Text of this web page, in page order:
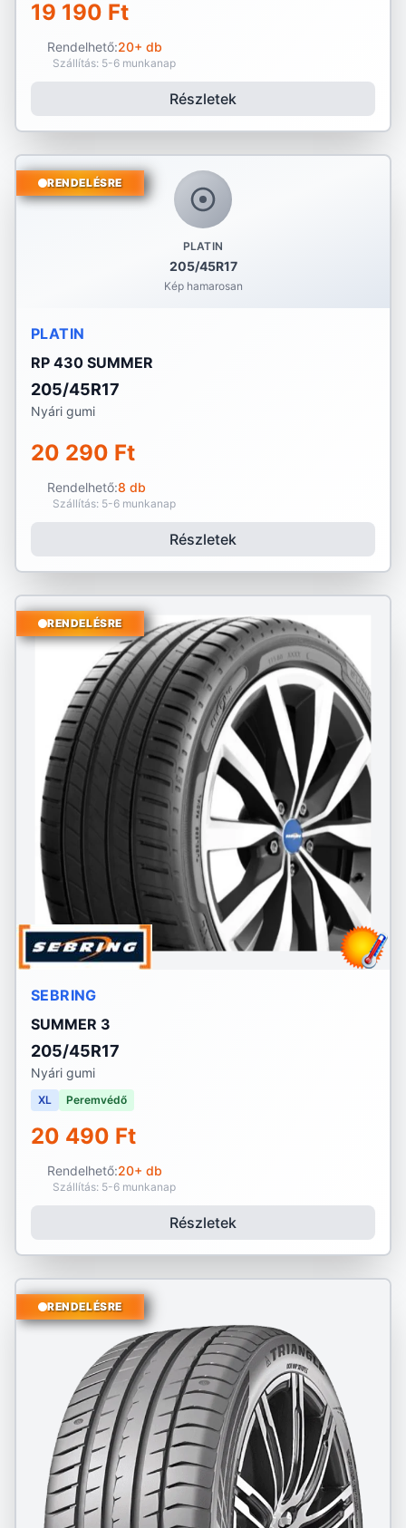
19 190 Ft
Rendelhető:20+ db
Szállítás: 5-6 munkanap
Részletek
PLATIN
205/45R17
Kép hamarosan
RENDELÉSRE
PLATIN
RP 430 SUMMER
205/45R17
Nyári gumi
20 290 Ft
Rendelhető:8 db
Szállítás: 5-6 munkanap
Részletek
RENDELÉSRE
SEBRING
SUMMER 3
205/45R17
Nyári gumi
XL Peremvédő
20 490 Ft
Rendelhető:20+ db
Szállítás: 5-6 munkanap
Részletek
RENDELÉSRE